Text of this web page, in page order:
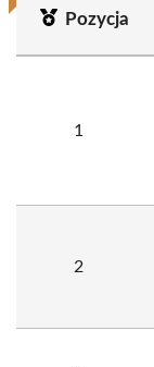
Pozycja
1
2